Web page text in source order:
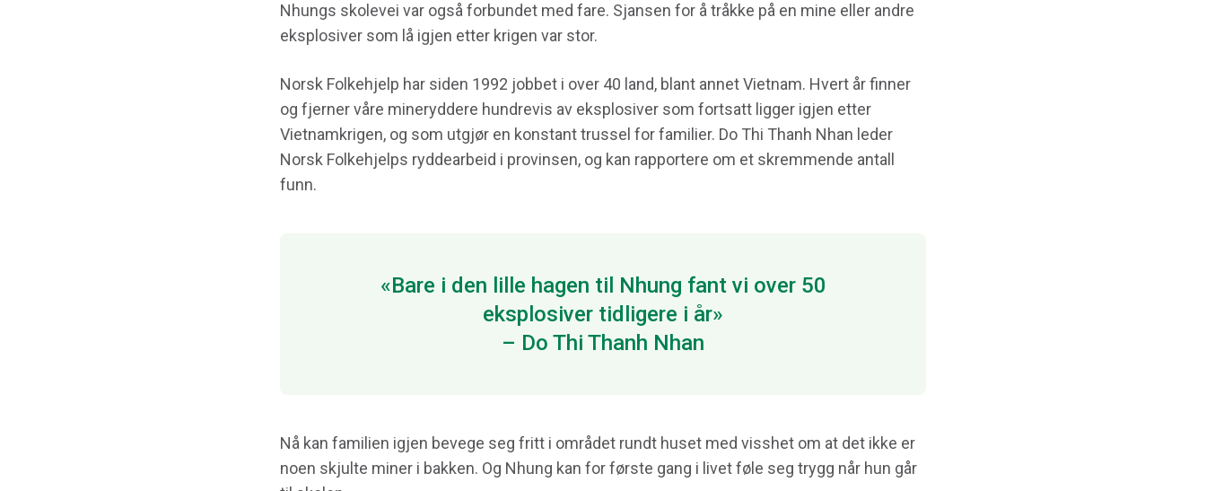
Nhungs skolevei var også forbundet med fare. Sjansen for å tråkke på en mine eller andre
eksplosiver som lå igjen etter krigen var stor.
Norsk Folkehjelp har siden 1992 jobbet i over 40 land, blant annet Vietnam. Hvert år finner
og fjerner våre mineryddere hundrevis av eksplosiver som fortsatt ligger igjen etter
Vietnamkrigen, og som utgjør en konstant trussel for familier. Do Thi Thanh Nhan leder
Norsk Folkehjelps ryddearbeid i provinsen, og kan rapportere om et skremmende antall
funn.
«Bare i den lille hagen til Nhung fant vi over 50
eksplosiver tidligere i år»
– Do Thi Thanh Nhan
Nå kan familien igjen bevege seg fritt i området rundt huset med visshet om at det ikke er
noen skjulte miner i bakken. Og Nhung kan for første gang i livet føle seg trygg når hun går